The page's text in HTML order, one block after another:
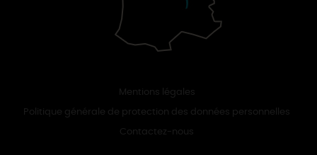
Mentions légales
Politique générale de protection des données personnelles
Contactez-nous